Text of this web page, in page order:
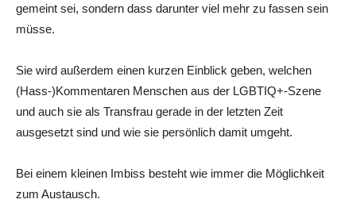
gemeint sei, sondern dass darunter viel mehr zu fassen sein
müsse.
Sie wird außerdem einen kurzen Einblick geben, welchen
(Hass-)Kommentaren Menschen aus der LGBTIQ+-Szene
und auch sie als Transfrau gerade in der letzten Zeit
ausgesetzt sind und wie sie persönlich damit umgeht.
Bei einem kleinen Imbiss besteht wie immer die Möglichkeit
zum Austausch.